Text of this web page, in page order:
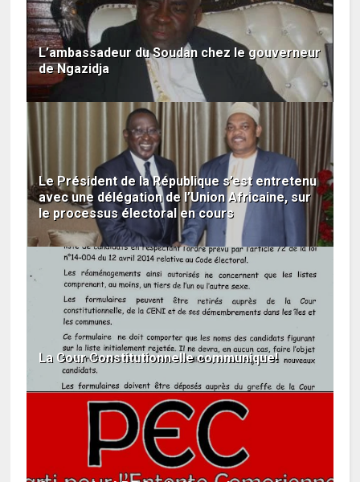
L’ambassadeur du Soudan chez le gouverneur
de Ngazidja
Le Président de la République s’est entretenu
avec une délégation de l’Union Africaine, sur
le processus électoral en cours
La Cour Constitutionnelle communique!